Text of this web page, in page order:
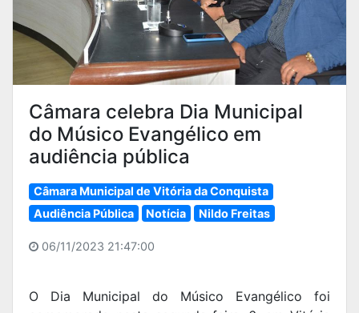
Câmara celebra Dia Municipal
do Músico Evangélico em
audiência pública
Câmara Municipal de Vitória da Conquista
Audiência Pública
Notícia Nildo Freitas
06/11/2023 21:47:00
O Dia Municipal do Músico Evangélico foi